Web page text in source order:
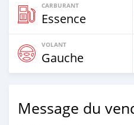
CARBURANT
Essence
VOLANT
Gauche
Message du